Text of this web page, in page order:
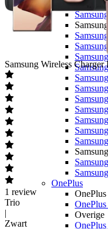
OnePlus
Overige
Samsung Wireless Charger
1 review
Trio
|
Zwart